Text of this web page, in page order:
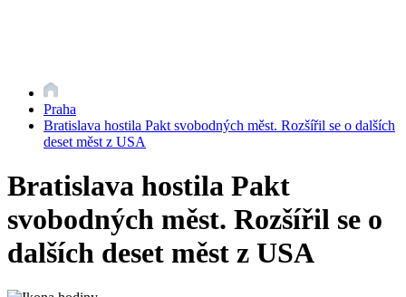
Praha
Bratislava hostila Pakt svobodných měst. Rozšířil se o dalších
deset měst z USA
Bratislava hostila Pakt
svobodných měst. Rozšířil se o
dalších deset měst z USA